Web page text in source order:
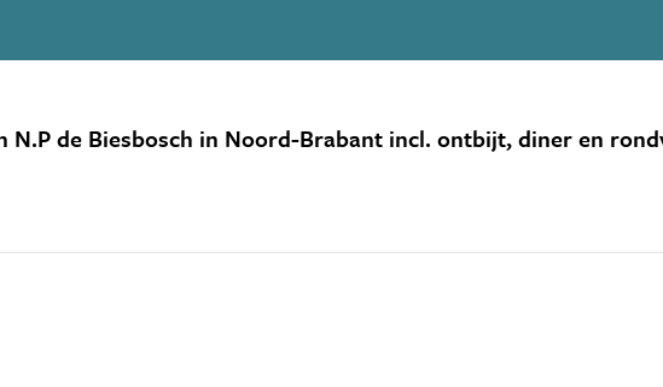
N.P de Biesbosch in Noord-Brabant incl. ontbijt, diner en